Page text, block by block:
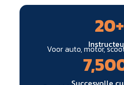
20+
Voor auto, motor,